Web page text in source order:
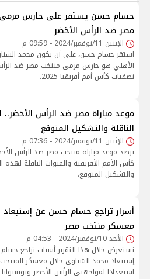
حسام حسن يستقر على حارس
مصر ضد الرأس الأخضر
الإثنين 11/نوفمبر/2024 - 09:59 م
استقر حسام حسن، على أن يكون محمد
الأهلي هو حارس مرمى منتخب مصر ضد
تصفيات كأس أمم أفريقيا 2025.
موعد مباراة مصر ضد الرأس الأخضر..
الناقلة والتشكيل المتوقع
الإثنين 11/نوفمبر/2024 - 07:36 م
نرصد موعد مباراة منتخب مصر ضد الرأس
كأس الأمم الأفريقية والقنوات الناقلة لهذه
والتشكيل المتوقع.
أسرار تراجع حسام حسن عن
معسكر منتخب مصر
الأحد 10/نوفمبر/2024 - 04:53 م
نستعرض خلال هذا التقرير أسباب تراجع
إستبعاد محمد الشناوي خلال معسكر
استعدادا لمواجهتى الرأس الأخضر وبوتسوانا